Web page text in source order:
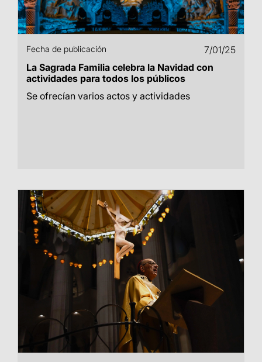
Fecha de publicación
7/01/25
La Sagrada Familia celebra la Navidad con
actividades para todos los públicos
Se ofrecían varios actos y actividades